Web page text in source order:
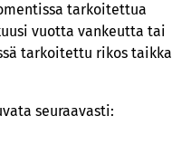
tarkoitettua
vuotta vankeutta tai
tarkoitettu rikos taikka
seuraavasti: